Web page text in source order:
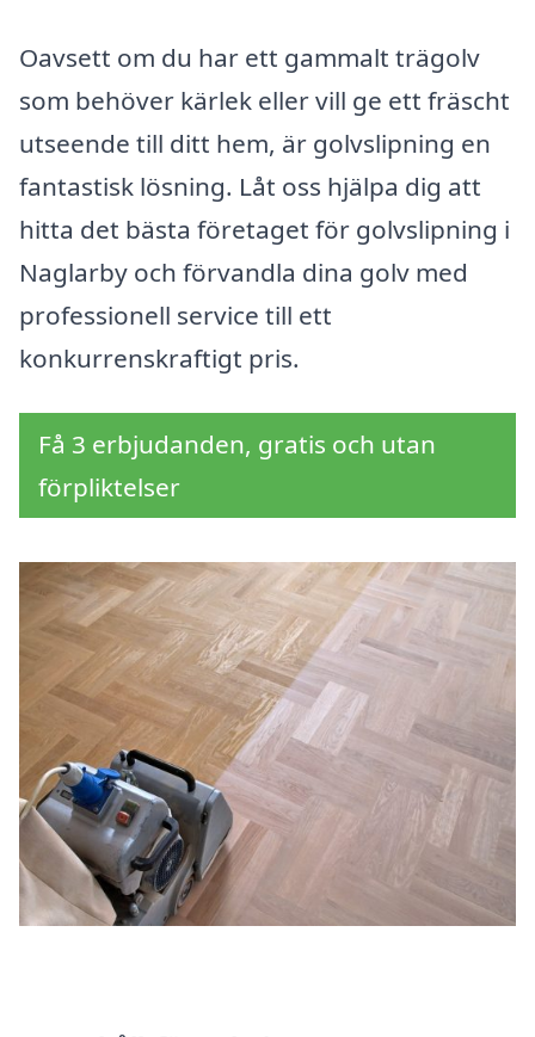
Oavsett om du har ett gammalt trägolv
som behöver kärlek eller vill ge ett fräscht
utseende till ditt hem, är golvslipning en
fantastisk lösning. Låt oss hjälpa dig att
hitta det bästa företaget för golvslipning i
Naglarby och förvandla dina golv med
professionell service till ett
konkurrenskraftigt pris.
Få 3 erbjudanden, gratis och utan
förpliktelser